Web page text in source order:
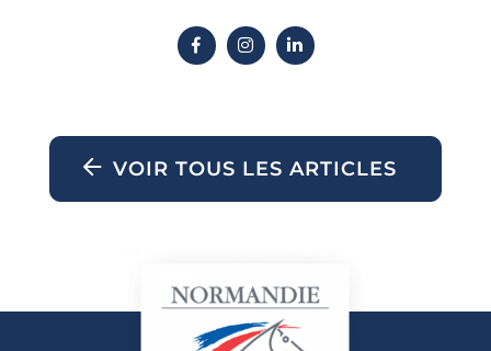
VOIR TOUS LES ARTICLES